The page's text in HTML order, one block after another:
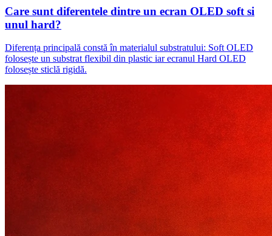
Care sunt diferentele dintre un ecran OLED soft si
unul hard?
Diferența principală constă în materialul substratului: Soft OLED
folosește un substrat flexibil din plastic iar ecranul Hard OLED
folosește sticlă rigidă.